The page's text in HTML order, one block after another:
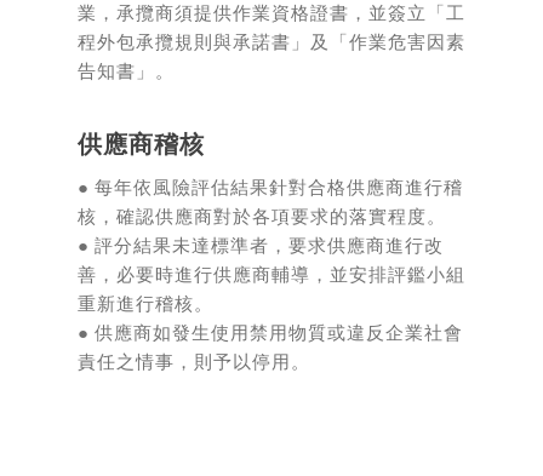
業，承攬商須提供作業資格證書，並簽立「工
程外包承攬規則與承諾書」及「作業危害因素
告知書」。
供應商稽核
● 每年依風險評估結果針對合格供應商進行稽
核，確認供應商對於各項要求的落實程度。
● 評分結果未達標準者，要求供應商進行改
善，必要時進行供應商輔導，並安排評鑑小組
重新進行稽核。
● 供應商如發生使用禁用物質或違反企業社會
責任之情事，則予以停用。